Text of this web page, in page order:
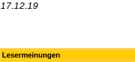
17.12.19
Lesermeinungen